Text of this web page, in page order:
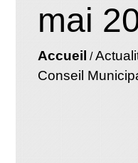
mai
Accueil /
Conseil